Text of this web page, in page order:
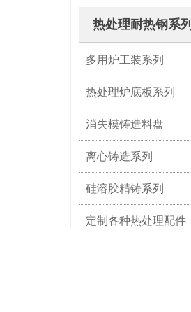
热处理耐热钢系列
多用炉工装系列
热处理炉底板系列
消失模铸造料盘
离心铸造系列
硅溶胶精铸系列
定制各种热处理配件